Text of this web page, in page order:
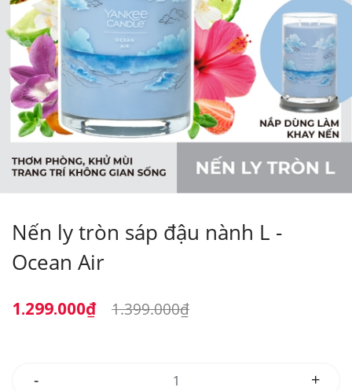
Nến ly tròn sáp đậu nành L -
Ocean Air
1.299.000₫ 1.399.000₫
- +